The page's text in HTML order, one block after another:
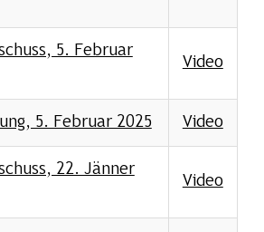
5. Februar
Video
5. Februar 2025 Video
22. Jänner
Video